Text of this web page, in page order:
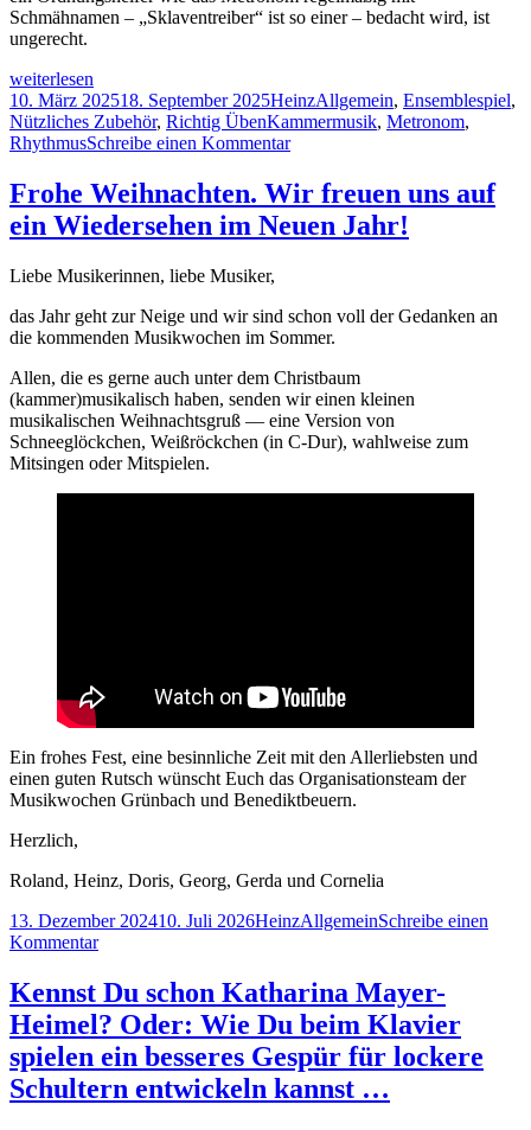
Schmähnamen – „Sklaventreiber“ ist so einer – bedacht wird, ist
ungerecht.
Üben
mit
Metronom:
Sparring
die
Kammermusik
weiterlesen
Veröffentlicht
am
10. März 202518. September 2025Autor
HeinzKategorien
Allgemein, Ensemblespiel,
Nützliches Zubehör, Richtig ÜbenSchlagwörter
Kammermusik, Metronom,
RhythmusSchreibe einen Kommentarzu
mit
Metronom:
Sparring
Frohe Weihnachten. Wir freuen uns auf
ein Wiedersehen im Neuen Jahr!
Liebe Musikerinnen, liebe Musiker,
das Jahr geht zur Neige und wir sind schon voll der Gedanken an
die kommenden Musikwochen im Sommer.
Allen, die es gerne auch unter dem Christbaum
(kammer)musikalisch haben, senden wir einen kleinen
musikalischen Weihnachtsgruß — eine Version von
Schneeglöckchen, Weißröckchen (in C-Dur), wahlweise zum
Mitsingen oder Mitspielen.
Ein frohes Fest, eine besinnliche Zeit mit den Allerliebsten und
einen guten Rutsch wünscht Euch das Organisationsteam der
Musikwochen Grünbach und Benediktbeuern.
Herzlich,
Roland, Heinz, Doris, Georg, Gerda und Cornelia
Veröffentlicht
am
13. Dezember 202410. Juli 2026Autor
HeinzKategorien
AllgemeinSchreibe einen
Kommentarzu
Weihnachten.
Wir
freuen
uns
auf
ein
Kennst Du schon Katharina Mayer-
Heimel? Oder: Wie Du beim Klavier
spielen ein besseres Gespür für lockere
Schultern entwickeln kannst …